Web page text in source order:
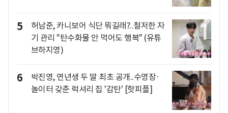
5
허남준, 카니보어 식단 뭐길래?..철저한 자
기 관리 "탄수화물 안 먹어도 행복" (유튜
브하지영)
6
박진영, 연년생 두 딸 최초 공개..수영장·
놀이터 갖춘 럭셔리 집 '감탄' [핫피플]